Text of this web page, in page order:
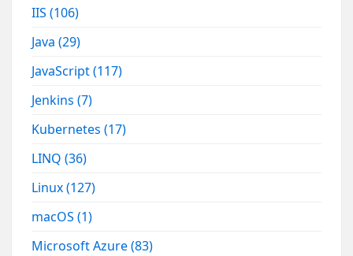
IIS(106)
Java(29)
JavaScript(117)
Jenkins(7)
Kubernetes(17)
LINQ(36)
Linux(127)
macOS(1)
Microsoft Azure(83)